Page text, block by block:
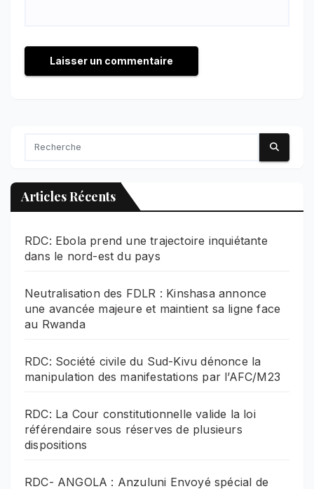
Articles Récents
RDC: Ebola prend une trajectoire inquiétante
dans le nord-est du pays
Neutralisation des FDLR : Kinshasa annonce
une avancée majeure et maintient sa ligne face
au Rwanda
RDC: Société civile du Sud-Kivu dénonce la
manipulation des manifestations par l’AFC/M23
RDC: La Cour constitutionnelle valide la loi
référendaire sous réserves de plusieurs
dispositions
RDC- ANGOLA : Anzuluni Envoyé spécial de